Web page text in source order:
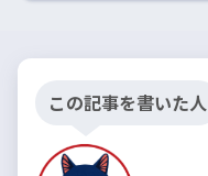
この記事を書いた人